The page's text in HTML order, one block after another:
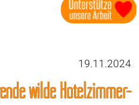
19.11.2024
wilde Hotelzimmer-